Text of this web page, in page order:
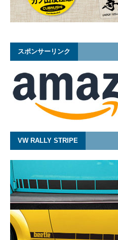
スポンサーリンク
VW RALLY STRIPE